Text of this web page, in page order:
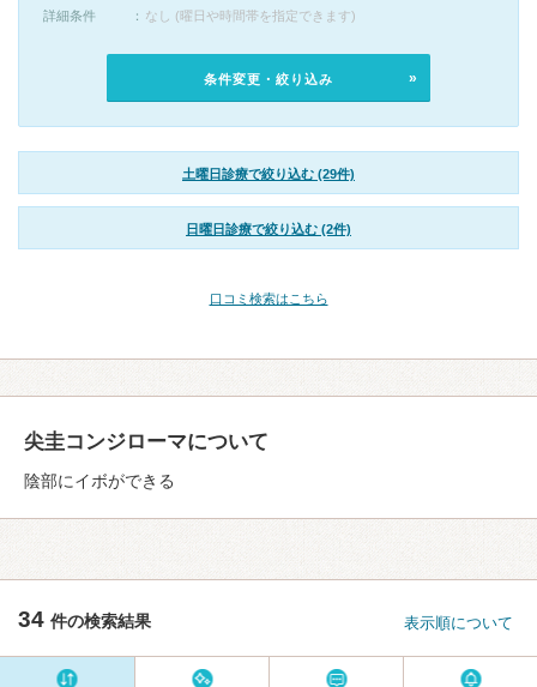
詳細条件
なし (曜日や時間帯を指定できます)
条件変更・絞り込み
土曜日診療で絞り込む (29件)
日曜日診療で絞り込む (2件)
口コミ検索はこちら
尖圭コンジローマについて
陰部にイボができる
34 件の検索結果 表示順について